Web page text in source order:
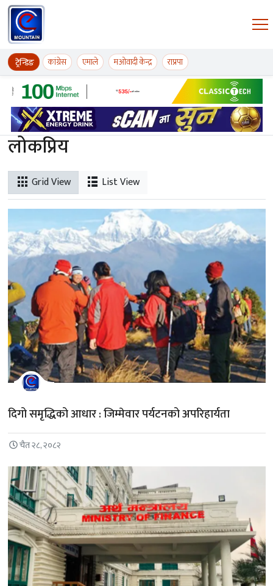
Skip to content
ईमाउण्टेन समाचार
ट्रेन्डिङ कांग्रेस एमाले मओवादी केन्द्र राप्रपा
लोकप्रिय
Grid View List View
दिगो समृद्धिको आधार : जिम्मेवार पर्यटनको अपरिहार्यता
चैत २८, २०८२